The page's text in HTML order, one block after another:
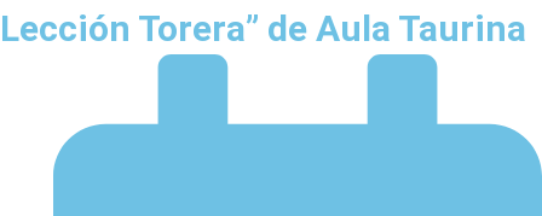
Lección Torera” de Aula Taurina